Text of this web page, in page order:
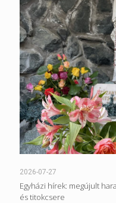
2026-07-27
Egyházi hírek: megújult
és titokcsere